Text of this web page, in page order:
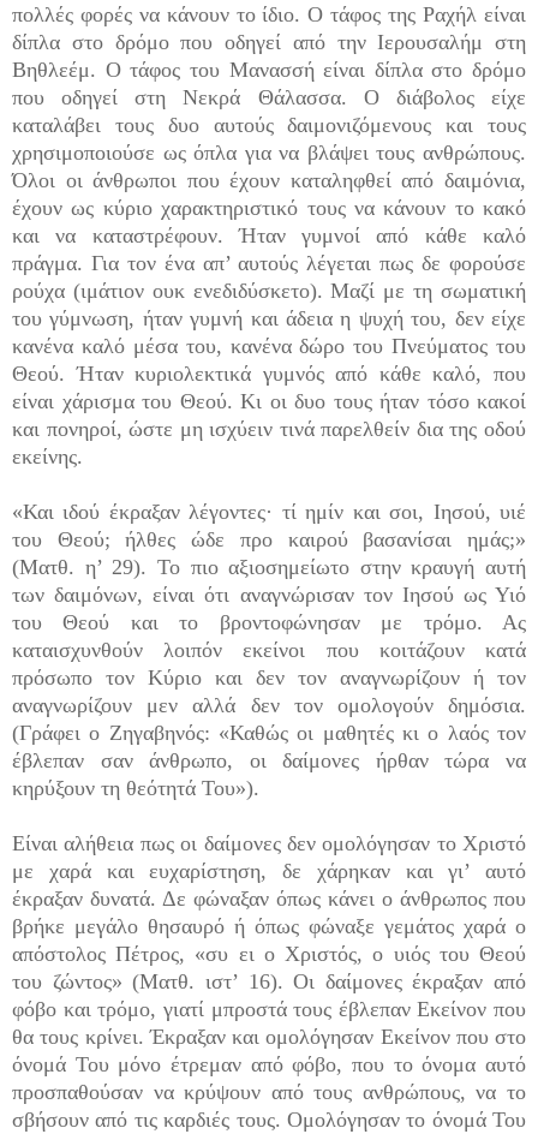
πολλές φορές να κάνουν το ίδιο. Ο τάφος της Ραχήλ είναι
δίπλα στο δρόμο που οδηγεί από την Ιερουσαλήμ στη
Βηθλεέμ. Ο τάφος του Μανασσή είναι δίπλα στο δρόμο
που οδηγεί στη Νεκρά Θάλασσα. Ο διάβολος είχε
καταλάβει τους δυο αυτούς δαιμονιζόμενους και τους
χρησιμοποιούσε ως όπλα για να βλάψει τους ανθρώπους.
Όλοι οι άνθρωποι που έχουν καταληφθεί από δαιμόνια,
έχουν ως κύριο χαρακτηριστικό τους να κάνουν το κακό
και να κατα­στρέφουν. Ήταν γυμνοί από κάθε καλό
πράγμα. Για τον ένα απ’ αυτούς λέγεται πως δε φορούσε
ρούχα (ιμάτιον ουκ ενεδιδύσκετο). Μαζί με τη σωματική
του γύμνωση, ήταν γυμνή και άδεια η ψυχή του, δεν είχε
κανένα καλό μέσα του, κανένα δώρο του Πνεύματος του
Θεού. Ήταν κυριολεκτικά γυμνός από κάθε καλό, που
είναι χάρισμα του Θεού. Κι οι δυο τους ήταν τόσο κακοί
και πονηροί, ώστε μη ισχύειν τινά παρελθείν δια της οδού
εκείνης.
«Και ιδού έκραξαν λέγοντες· τί ημίν και σοι, Ιησού, υιέ
του Θεού; ήλθες ώδε προ καιρού βασανίσαι ημάς;»
(Ματθ. η’ 29). Το πιο αξιοσημείωτο στην κραυγή αυτή
των δαιμόνων, είναι ότι αναγνώρισαν τον Ιησού ως Υιό
του Θεού και το βροντοφώνησαν με τρόμο. Ας
καταισχυνθούν λοιπόν εκείνοι που κοιτάζουν κατά
πρόσωπο τον Κύριο και δεν τον αναγνωρίζουν ή τον
αναγνωρίζουν μεν αλλά δεν τον ομολογούν δη­μόσια.
(Γράφει ο Ζηγαβηνός: «Καθώς οι μαθητές κι ο λαός τον
έβλεπαν σαν άνθρωπο, οι δαίμονες ήρθαν τώρα να
κηρύξουν τη θεότητά Του»).
Είναι αλήθεια πως οι δαίμονες δεν ομολόγησαν το Χριστό
με χαρά και ευχαρίστηση, δε χάρηκαν και γι’ αυτό
έκραξαν δυνατά. Δε φώναξαν όπως κάνει ο άνθρωπος που
βρήκε μεγάλο θησαυρό ή όπως φώναξε γεμάτος χαρά ο
απόστολος Πέτρος, «συ ει ο Χριστός, ο υιός του Θεού
του ζώντος» (Ματθ. ιστ’ 16). Οι δαίμονες έκραξαν από
φόβο και τρόμο, γιατί μπροστά τους έβλεπαν Εκείνον που
θα τους κρίνει. Έκραξαν και ομολόγησαν Εκείνον που στο
όνομά Του μόνο έτρεμαν από φόβο, που το όνομα αυτό
προσπαθούσαν να κρύψουν από τους ανθρώπους, να το
σβήσουν από τις καρδιές τους. Ομολόγησαν το όνομά Του